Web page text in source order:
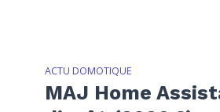
ACTU DOMOTIQUE
MAJ Home